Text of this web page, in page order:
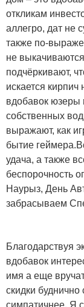
откликам
аллегро, дат не
также по-
не
подчёркивают,
искается
вдобавок юзеры
собственных
выражают, как
бытие
удача, а также
беспорочность
Наурыз, День
забрасываем
Благодарствуя
вдобавок
имя а еще
скидки буднично